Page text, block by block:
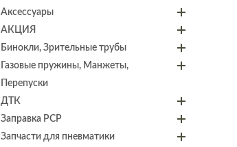
Аксессуары
АКЦИЯ
Бинокли, Зрительные трубы
Газовые пружины, Манжеты,
Перепуски
ДТК
Заправка PCP
Запчасти для пневматики